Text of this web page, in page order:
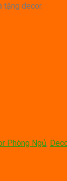
tặng decor.
Phòng Ngủ,